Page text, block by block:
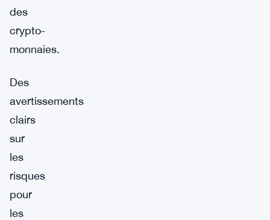
des
crypto-
monnaies.
Des
avertissements
clairs
sur
les
risques
pour
les